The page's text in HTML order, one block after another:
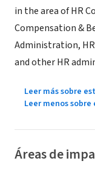
in the area of HR
Compensation &
Administration,
and other HR
Leer más sobre
Leer menos
Áreas de